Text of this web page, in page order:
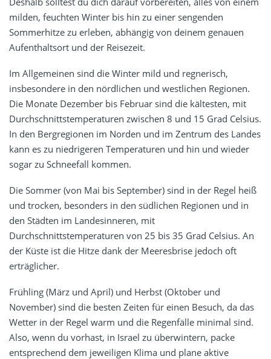
milden, feuchten Winter bis hin zu einer sengenden
Sommerhitze zu erleben, abhängig von deinem genauen
Aufenthaltsort und der Reisezeit.
Im Allgemeinen sind die Winter mild und regnerisch,
insbesondere in den nördlichen und westlichen Regionen.
Die Monate Dezember bis Februar sind die kältesten, mit
Durchschnittstemperaturen zwischen 8 und 15 Grad Celsius.
In den Bergregionen im Norden und im Zentrum des Landes
kann es zu niedrigeren Temperaturen und hin und wieder
sogar zu Schneefall kommen.
Die Sommer (von Mai bis September) sind in der Regel heiß
und trocken, besonders in den südlichen Regionen und in
den Städten im Landesinneren, mit
Durchschnittstemperaturen von 25 bis 35 Grad Celsius. An
der Küste ist die Hitze dank der Meeresbrise jedoch oft
erträglicher.
Frühling (März und April) und Herbst (Oktober und
November) sind die besten Zeiten für einen Besuch, da das
Wetter in der Regel warm und die Regenfälle minimal sind.
Also, wenn du vorhast, in Israel zu überwintern, packe
entsprechend dem jeweiligen Klima und plane aktive